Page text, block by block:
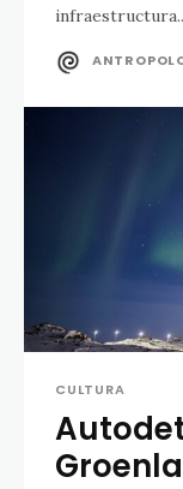
CULTURA